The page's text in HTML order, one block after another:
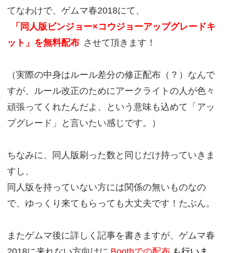
てなわけで、ゲムマ春2018にて、
「同人版ビンジョー×コウジョーアップグレードキ
ット」を無料配布 させて頂きます！
（実際の中身はルール差分の修正配布（？）なんで
すが、ルール改正のためにアークライトの人が色々
頑張ってくれたんだよ、という意味も込めて「アッ
プグレード」と言いたい感じです。）
ちなみに、同人版刷った数と同じだけ持っていきま
すし、
同人版を持っていない方には関係の無いものなの
で、ゆっくり来てもらっても大丈夫です！たぶん。
またゲムマ後に詳しく記事を書きますが、ゲムマ春